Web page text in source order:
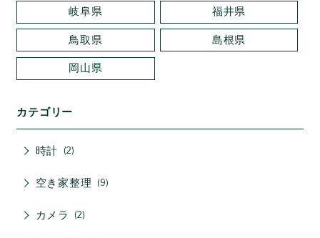
岐阜県 福井県
鳥取県 島根県
岡山県
カテゴリー
時計 2
空き家整理 9
カメラ 2